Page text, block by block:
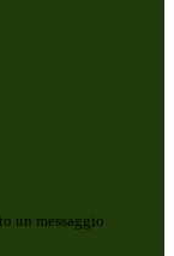
un messaggio